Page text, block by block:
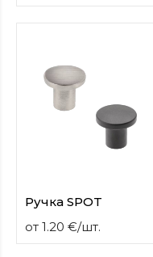
Ручка SPOT
от 1.20 €/шт.